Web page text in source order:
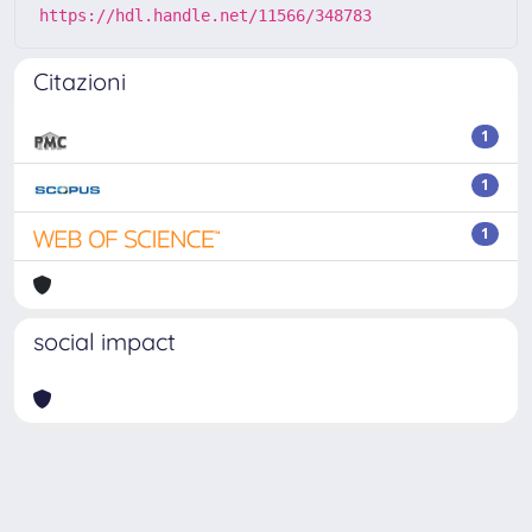
https://hdl.handle.net/11566/348783
Citazioni
1
1
1
social impact